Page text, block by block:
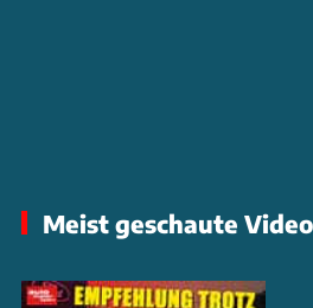
Meist geschaute